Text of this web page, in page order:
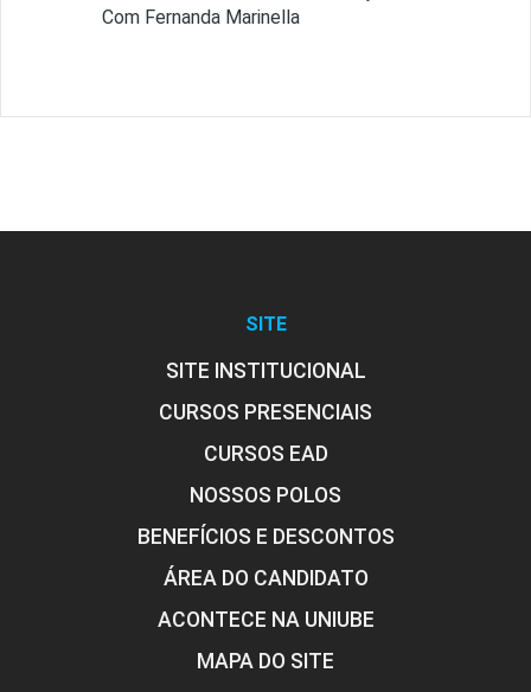
Com Fernanda Marinella
SITE
SITE INSTITUCIONAL
CURSOS PRESENCIAIS
CURSOS EAD
NOSSOS POLOS
BENEFÍCIOS E DESCONTOS
ÁREA DO CANDIDATO
ACONTECE NA UNIUBE
MAPA DO SITE